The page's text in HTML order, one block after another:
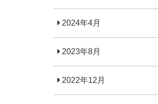
2024年4月
2023年8月
2022年12月